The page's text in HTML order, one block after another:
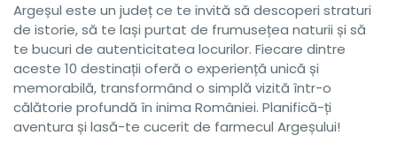
Argeșul este un județ ce te invită să descoperi straturi
de istorie, să te lași purtat de frumusețea naturii și să
te bucuri de autenticitatea locurilor. Fiecare dintre
aceste 10 destinații oferă o experiență unică și
memorabilă, transformând o simplă vizită într-o
călătorie profundă în inima României. Planifică-ți
aventura și lasă-te cucerit de farmecul Argeșului!